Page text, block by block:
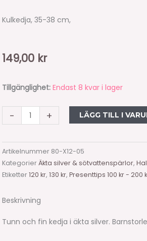
Kulkedja, 35-38 cm,
149,00 kr
Tillgänglighet: Endast 8 kvar i lager
-
Kulkedja,
cm,
tunn
och
fin
i
mängd
+ LÄGG TILL I
Artikelnummer 80-X12-05
KategorierÄkta silver & sötvattenspärlor,
Etiketter120 kr, 130 kr, Presenttips 100 kr - 200
Beskrivning
Tunn och fin kedja i äkta silver.